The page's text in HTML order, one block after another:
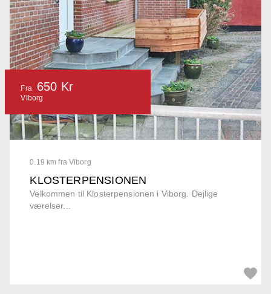
0.19 km fra Viborg
KLOSTERPENSIONEN
Velkommen til Klosterpensionen i Viborg. Dejlige
værelser...
Fra 650 Kr
Viborg